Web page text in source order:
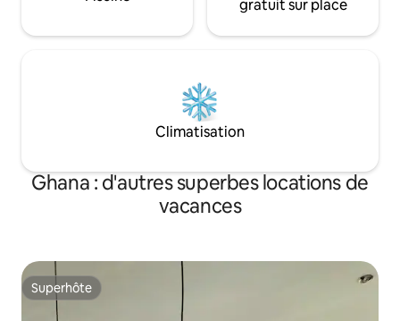
gratuit sur place
Climatisation
Ghana : d'autres superbes locations de
vacances
Superhôte
Superhôte